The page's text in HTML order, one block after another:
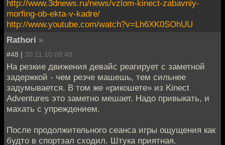
http://www.3dnews.ru/news/vzlom-kinect-zabavniy-
morfing-ob-ekta-v-kadre/
http://www.youtube.com/watch?v=Lh6XK0SOhUU
Rathori »
#48 | 30.11.10 09:48
На резкие движения девайс реагирует с заметной
задержкой - чем резче машешь, тем сильнее
задумывается. В том же «рикошете» из Kinect
Adventures это заметно мешает. Надо привыкать, и
махать с упреждением.
После продолжительного сеанса игры ощущения как
будто в спортзал сходил. Штука приятная.